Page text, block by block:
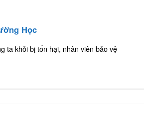
Học
ta khỏi bị tổn hại, nhân viên bảo vệ